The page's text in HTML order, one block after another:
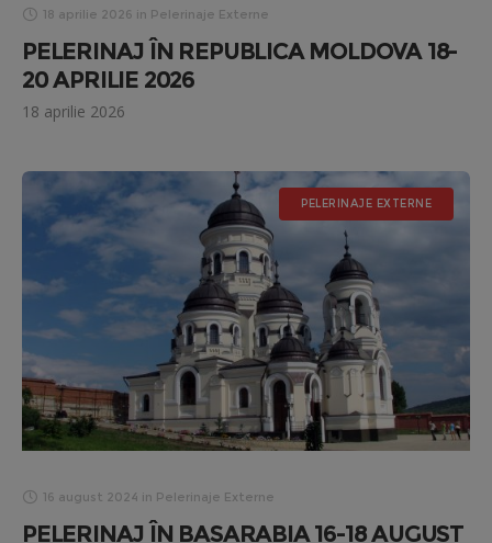
18 aprilie 2026 in Pelerinaje Externe
PELERINAJ ÎN REPUBLICA MOLDOVA 18-
20 APRILIE 2026
18 aprilie 2026
PELERINAJE EXTERNE
16 august 2024 in Pelerinaje Externe
PELERINAJ ÎN BASARABIA 16-18 AUGUST